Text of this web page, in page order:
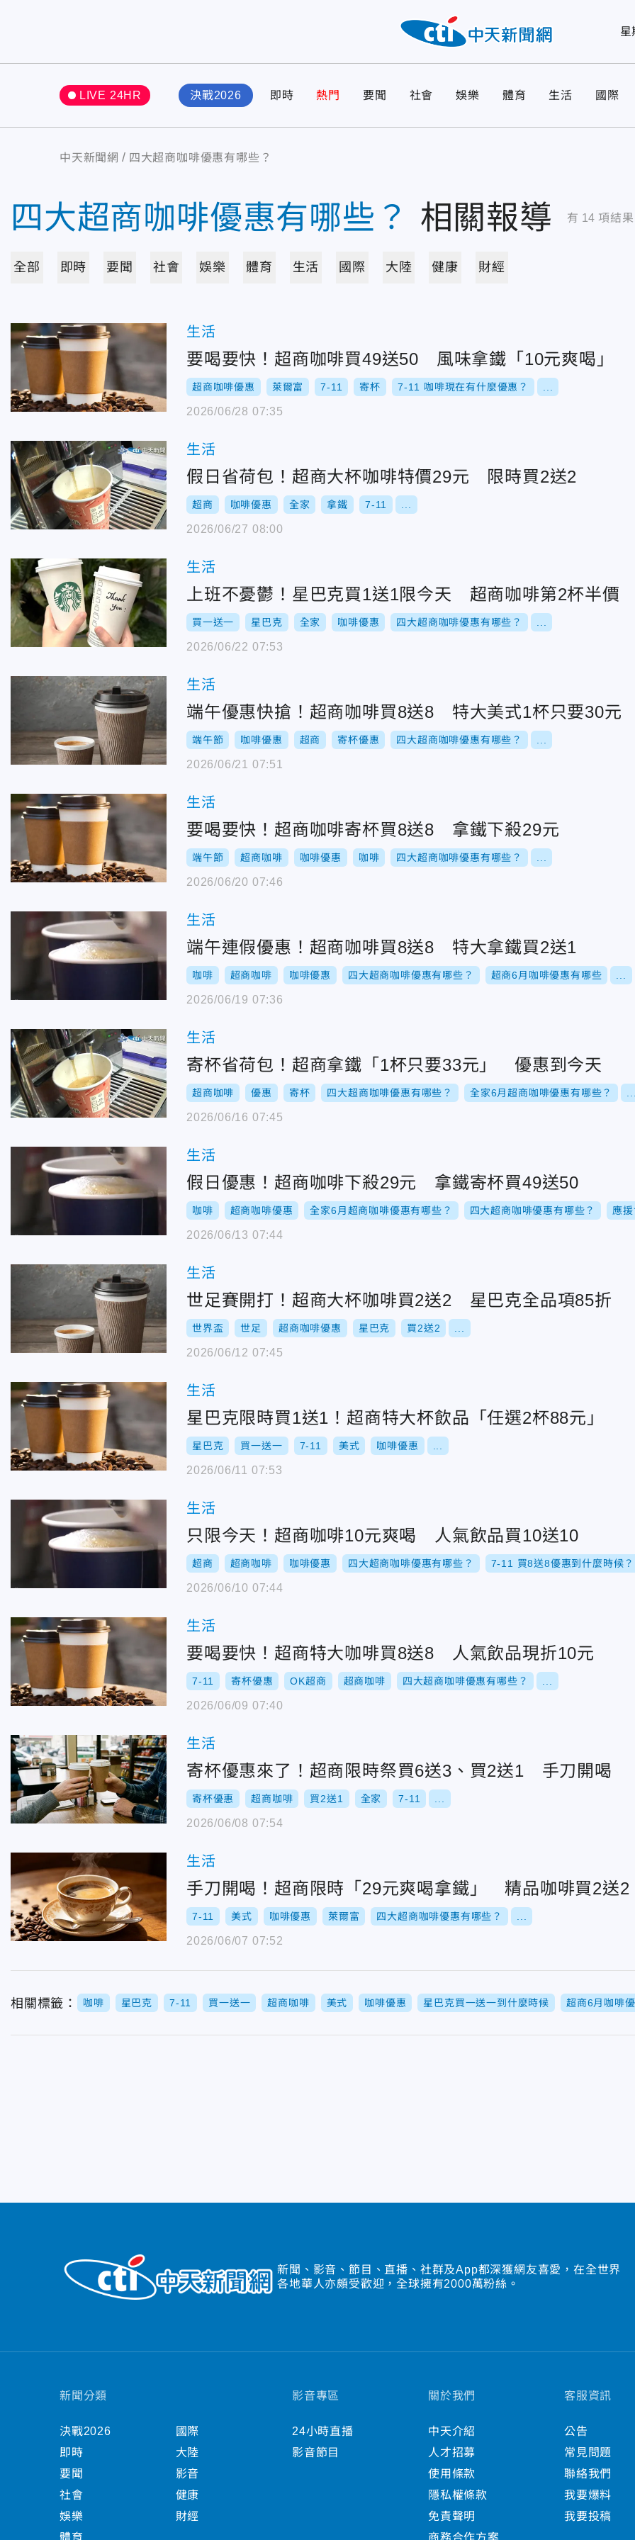
星
LIVE 24HR 決戰2026 即時 熱門 要聞 社會 娛樂 體育 生活 國際
中天新聞網 四大超商咖啡優惠有哪些？
四大超商咖啡優惠有哪些？ 相關報導 有 14 項結果
全部 即時 要聞 社會 娛樂 體育 生活 國際 大陸 健康 財經
生活
要喝要快！超商咖啡買49送50 風味拿鐵「10元爽喝」
超商咖啡優惠 萊爾富 7-11 寄杯 7-11 咖啡現在有什麼優惠？
2026/06/28 07:35
生活
假日省荷包！超商大杯咖啡特價29元 限時買2送2
超商 咖啡優惠 全家 拿鐵 7-11
2026/06/27 08:00
生活
上班不憂鬱！星巴克買1送1限今天 超商咖啡第2杯半價
買一送一 星巴克 全家 咖啡優惠 四大超商咖啡優惠有哪些？
2026/06/22 07:53
生活
端午優惠快搶！超商咖啡買8送8 特大美式1杯只要30元
端午節 咖啡優惠 超商 寄杯優惠 四大超商咖啡優惠有哪些？
2026/06/21 07:51
生活
要喝要快！超商咖啡寄杯買8送8 拿鐵下殺29元
端午節 超商咖啡 咖啡優惠 咖啡 四大超商咖啡優惠有哪些？
2026/06/20 07:46
生活
端午連假優惠！超商咖啡買8送8 特大拿鐵買2送1
咖啡 超商咖啡 咖啡優惠 四大超商咖啡優惠有哪些？ 超商6月咖啡優惠有哪些
2026/06/19 07:36
生活
寄杯省荷包！超商拿鐵「1杯只要33元」 優惠到今天
超商咖啡 優惠 寄杯 四大超商咖啡優惠有哪些？ 全家6月超商咖啡優惠有哪些？
2026/06/16 07:45
生活
假日優惠！超商咖啡下殺29元 拿鐵寄杯買49送50
咖啡 超商咖啡優惠 全家6月超商咖啡優惠有哪些？ 四大超商咖啡優惠有哪些？ 應
2026/06/13 07:44
生活
世足賽開打！超商大杯咖啡買2送2 星巴克全品項85折
世界盃 世足 超商咖啡優惠 星巴克 買2送2
2026/06/12 07:45
生活
星巴克限時買1送1！超商特大杯飲品「任選2杯88元」
星巴克 買一送一 7-11 美式 咖啡優惠
2026/06/11 07:53
生活
只限今天！超商咖啡10元爽喝 人氣飲品買10送10
超商 超商咖啡 咖啡優惠 四大超商咖啡優惠有哪些？ 7-11 買8送8優惠到什麼時候？
2026/06/10 07:44
生活
要喝要快！超商特大咖啡買8送8 人氣飲品現折10元
7-11 寄杯優惠 OK超商 超商咖啡 四大超商咖啡優惠有哪些？
2026/06/09 07:40
生活
寄杯優惠來了！超商限時祭買6送3、買2送1 手刀開喝
寄杯優惠 超商咖啡 買2送1 全家 7-11
2026/06/08 07:54
生活
手刀開喝！超商限時「29元爽喝拿鐵」 精品咖啡買2送2
7-11 美式 咖啡優惠 萊爾富 四大超商咖啡優惠有哪些？
2026/06/07 07:52
相關標籤： 咖啡 星巴克 7-11 買一送一 超商咖啡 美式 咖啡優惠 星巴克買一送一到什麼時候 超商6月咖啡
新聞、影音、節目、直播、社群及App都深獲網友喜愛，在全世界
各地華人亦頗受歡迎，全球擁有2000萬粉絲。
新聞分類
決戰2026
即時
要聞
社會
娛樂
體育
國際
大陸
影音
健康
財經
影音專區
24小時直播
影音節目
關於我們
中天介紹
人才招募
使用條款
隱私權條款
免責聲明
商務合作方案
客服資訊
公告
常見問題
聯絡我們
我要爆料
我要投稿